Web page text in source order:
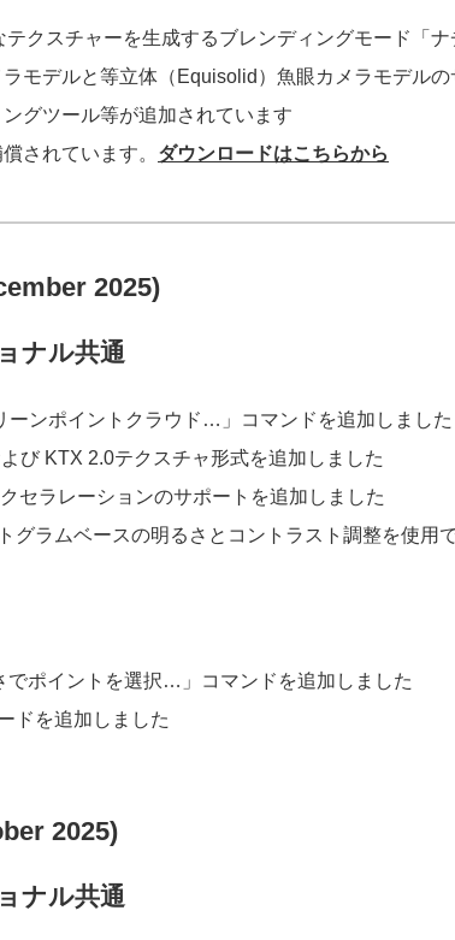
クスチャーを生成するブレンディングモード「
モデルと等立体（Equisolid）魚眼カメラモデル
グツール等が追加されています
されています。 ダウンロードはこちらから
2025)
ナル共通
ーンポイントクラウド…」コマンドを追加しました
び KTX 2.0テクスチャ形式を追加しました
セラレーションのサポートを追加しました
グラムベースの明るさとコントラスト調整を使用
でポイントを選択…」コマンドを追加しました
ドを追加しました
2025)
ナル共通